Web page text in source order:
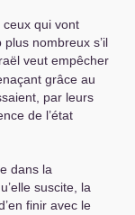
qui vont
nombreux s’il
veut empêcher
grâce au
par leurs
de l’état
dans la
suscite, la
finir avec le